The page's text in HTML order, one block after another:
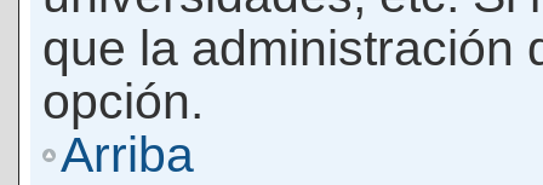
que la administración
opción.
Arriba